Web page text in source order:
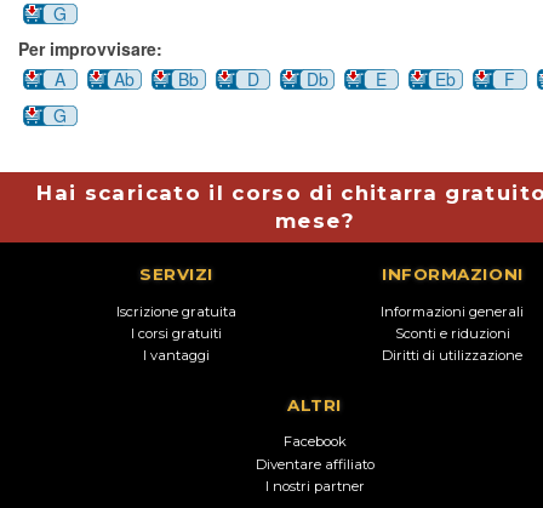
G
Per improvvisare:
A
Ab Bb D Db E Eb
F
G
Hai scaricato il corso di chitarra
mese?
SERVIZI
Iscrizione gratuita
I corsi gratuiti
I vantaggi
INFORMAZIONI
Informazioni generali
Sconti e riduzioni
Diritti di utilizzazione
ALTRI
Facebook
Diventare affiliato
I nostri partner